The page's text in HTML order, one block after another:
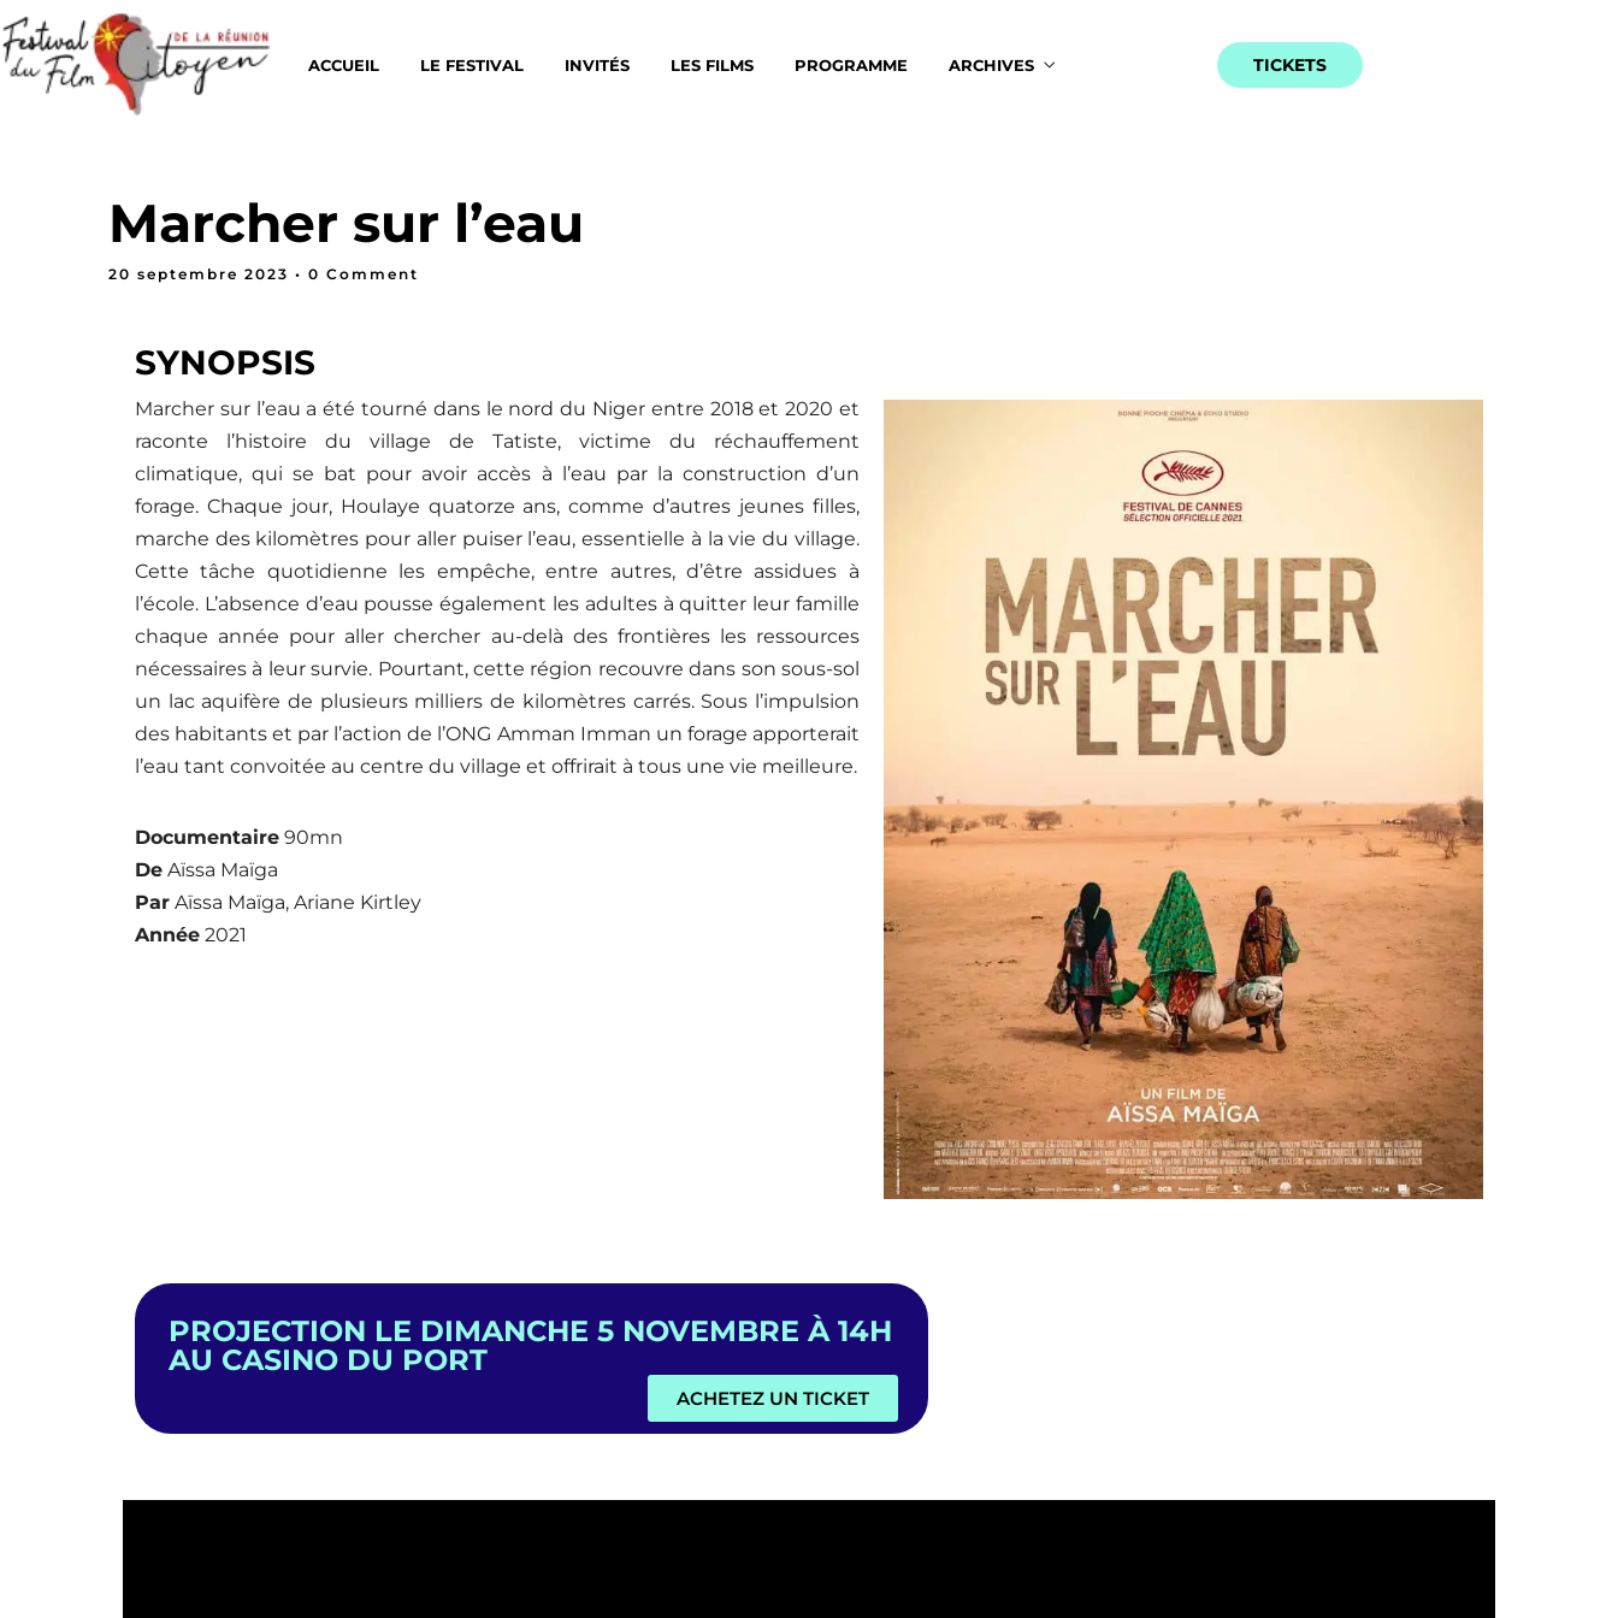
ACCUEIL LE FESTIVAL INVITÉS LES FILMS PROGRAMME ARCHIVES TICKETS
Marcher sur l’eau
20 septembre 2023 • 0 Comment
SYNOPSIS
Marcher sur l’eau a été tourné dans le nord du Niger entre 2018 et 2020 et
raconte l’histoire du village de Tatiste, victime du réchauffement
climatique, qui se bat pour avoir accès à l’eau par la construction d’un
forage. Chaque jour, Houlaye quatorze ans, comme d’autres jeunes filles,
marche des kilomètres pour aller puiser l’eau, essentielle à la vie du village.
Cette tâche quotidienne les empêche, entre autres, d’être assidues à
l’école. L’absence d’eau pousse également les adultes à quitter leur famille
chaque année pour aller chercher au-delà des frontières les ressources
nécessaires à leur survie. Pourtant, cette région recouvre dans son sous-sol
un lac aquifère de plusieurs milliers de kilomètres carrés. Sous l’impulsion
des habitants et par l’action de l’ONG Amman Imman un forage apporterait
l’eau tant convoitée au centre du village et offrirait à tous une vie meilleure.
Documentaire 90mn
De Aïssa Maïga
Par Aïssa Maïga, Ariane Kirtley
Année 2021
PROJECTION LE DIMANCHE 5 NOVEMBRE À 14H
AU CASINO DU PORT
ACHETEZ UN TICKET
Home
Schedules
Artists
Location
About
Tickets